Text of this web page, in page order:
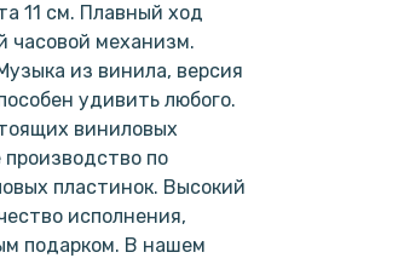
11 см. Плавный ход
часовой механизм.
из винила, версия
удивить любого.
виниловых
по
пластинок. Высокий
исполнения,
подарком. В нашем